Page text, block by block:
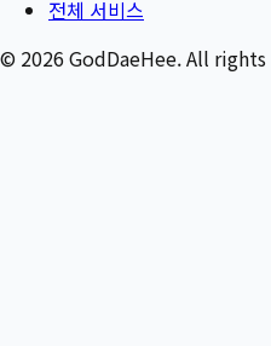
전체 서비스
© 2026GodDaeHee. All